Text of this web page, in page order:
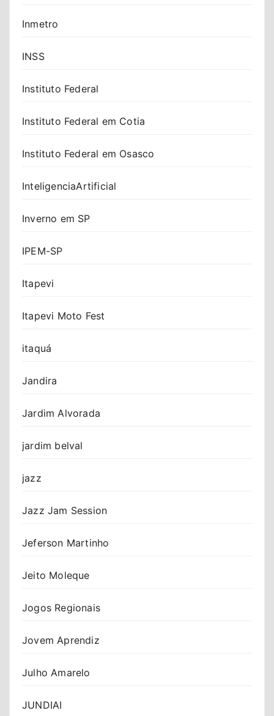
Inmetro
INSS
Instituto Federal
Instituto Federal em Cotia
Instituto Federal em Osasco
InteligenciaArtificial
Inverno em SP
IPEM-SP
Itapevi
Itapevi Moto Fest
itaquá
Jandira
Jardim Alvorada
jardim belval
jazz
Jazz Jam Session
Jeferson Martinho
Jeito Moleque
Jogos Regionais
Jovem Aprendiz
Julho Amarelo
JUNDIAI